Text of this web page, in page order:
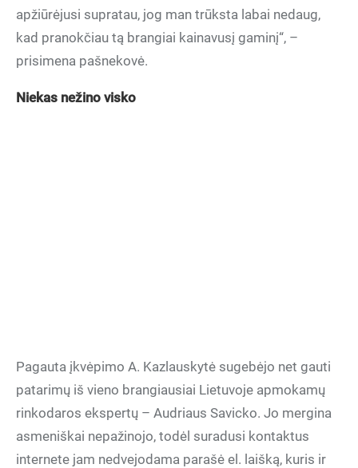
apžiūrėjusi supratau, jog man trūksta labai nedaug,
kad pranokčiau tą brangiai kainavusį gaminį“, –
prisimena pašnekovė.
Niekas nežino visko
Pagauta įkvėpimo A. Kazlauskytė sugebėjo net gauti
patarimų iš vieno brangiausiai Lietuvoje apmokamų
rinkodaros ekspertų – Audriaus Savicko. Jo mergina
asmeniškai nepažinojo, todėl suradusi kontaktus
internete jam nedvejodama parašė el. laišką, kuris ir